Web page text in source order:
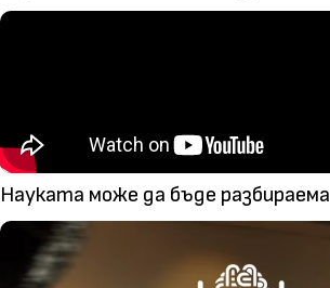
Науката може да бъде разбираема